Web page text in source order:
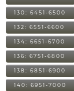
130: 6451-6500
132: 6551-6600
134: 6651-6700
136: 6751-6800
138: 6851-6900
140: 6951-7000